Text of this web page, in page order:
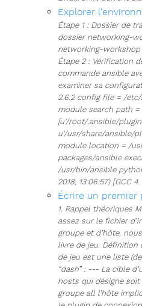
Explorer
Étape 1 : Dossier de
dossier networking-
networking-
Étape 2 : Vérification
commande ansible
examiner sa
2.6.2 config file = /
module search path =
[u'/root/.ansible/
u'/usr/share/ansible/
module location = /
packages/ansible
/usr/bin/ansible
2018, 13:06:57) [GCC 4.
Écrire un premier
1. Rappel théoriques
assez sur le fichier
groupe et d’hôte,
livre de jeu. Définition
de jeu est une liste
“dash” : --- La cible
hosts qui désigne
groupe all l’hôte